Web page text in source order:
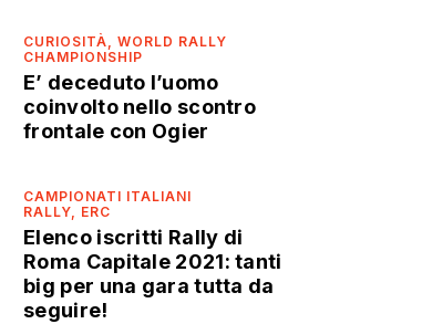
CURIOSITÀ,WORLD RALLY
CHAMPIONSHIP
E’ deceduto l’uomo
coinvolto nello scontro
frontale con Ogier
CAMPIONATI ITALIANI
RALLY, ERC
Elenco iscritti Rally di
Roma Capitale 2021: tanti
big per una gara tutta da
seguire!